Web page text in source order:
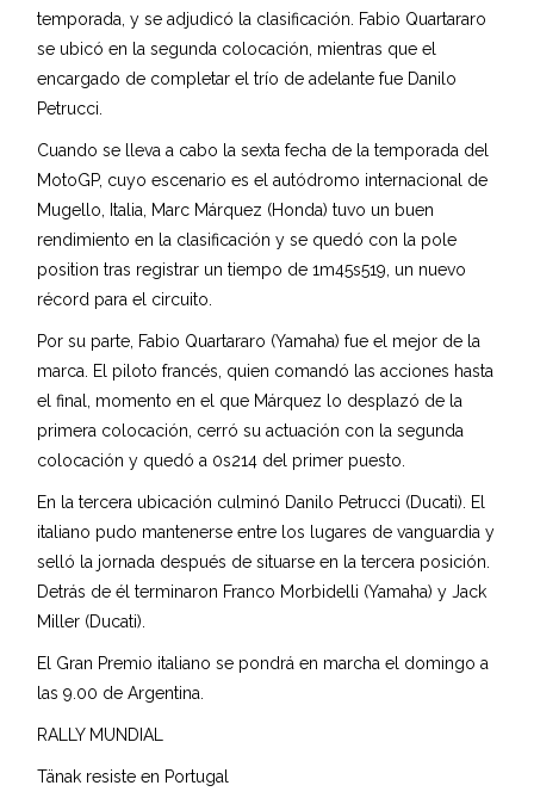
temporada, y se adjudicó la clasificación. Fabio Quartararo
se ubicó en la segunda colocación, mientras que el
encargado de completar el trío de adelante fue Danilo
Petrucci.
Cuando se lleva a cabo la sexta fecha de la temporada del
MotoGP, cuyo escenario es el autódromo internacional de
Mugello, Italia, Marc Márquez (Honda) tuvo un buen
rendimiento en la clasificación y se quedó con la pole
position tras registrar un tiempo de 1m45s519, un nuevo
récord para el circuito.
Por su parte, Fabio Quartararo (Yamaha) fue el mejor de la
marca. El piloto francés, quien comandó las acciones hasta
el final, momento en el que Márquez lo desplazó de la
primera colocación, cerró su actuación con la segunda
colocación y quedó a 0s214 del primer puesto.
En la tercera ubicación culminó Danilo Petrucci (Ducati). El
italiano pudo mantenerse entre los lugares de vanguardia y
selló la jornada después de situarse en la tercera posición.
Detrás de él terminaron Franco Morbidelli (Yamaha) y Jack
Miller (Ducati).
El Gran Premio italiano se pondrá en marcha el domingo a
las 9.00 de Argentina.
RALLY MUNDIAL
Tänak resiste en Portugal